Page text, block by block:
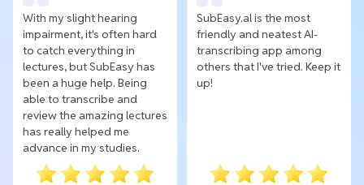
With my slight hearing
impairment, it's often hard
to catch everything in
lectures, but SubEasy has
been a huge help. Being
able to transcribe and
review the amazing lectures
has really helped me
advance in my studies.
SubEasy.al is the most
friendly and neatest AI-
transcribing app among
others that I've tried. Keep it
up!